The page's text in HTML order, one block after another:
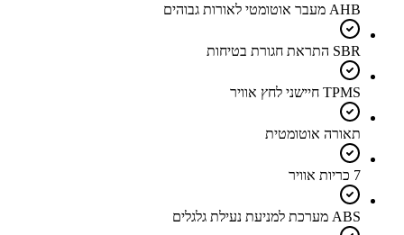
AHB מעבר אוטומטי לאורות גבוהים
SBR התראת חגורת בטיחות
TPMS חיישני לחץ אוויר
תאורה אוטומטית
7 כריות אוויר
ABS מערכת למניעת נעילת גלגלים